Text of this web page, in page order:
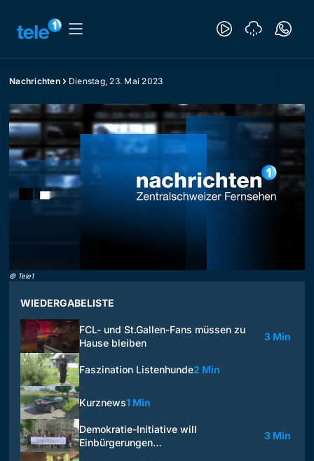
Nachrichten Dienstag, 23. Mai 2023
© Tele1
WIEDERGABELISTE
FCL- und St.Gallen-Fans müssen zu
Hause bleiben
3 Min
Faszination Listenhunde2 Min
Kurznews1 Min
Demokratie-Initiative will
Einbürgerungen…
3 Min